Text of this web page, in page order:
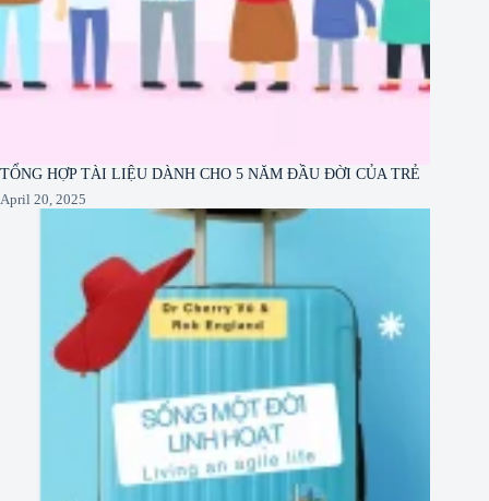
TỔNG HỢP TÀI LIỆU DÀNH CHO 5 NĂM ĐẦU ĐỜI CỦA TRẺ
April 20, 2025